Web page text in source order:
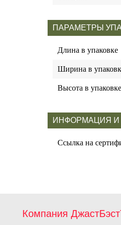
ПАРАМЕТРЫ
Длина в упаковке
Ширина в
Высота в упаковке
ИНФОРМАЦИЯ И
Ссылка на
Компания